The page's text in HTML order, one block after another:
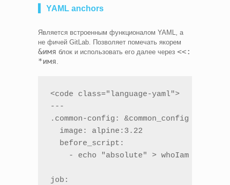
▍ YAML anchors
Является встроенным функционалом YAML, а
не фичей GitLab. Позволяет помечать якорем
&имя блок и использовать его далее через <<:
*имя
<code class="language-yaml">
---
.common-config: &common_config
  image: alpine:3.22
  before_script:
    - echo "absolute" > whoIam
job: